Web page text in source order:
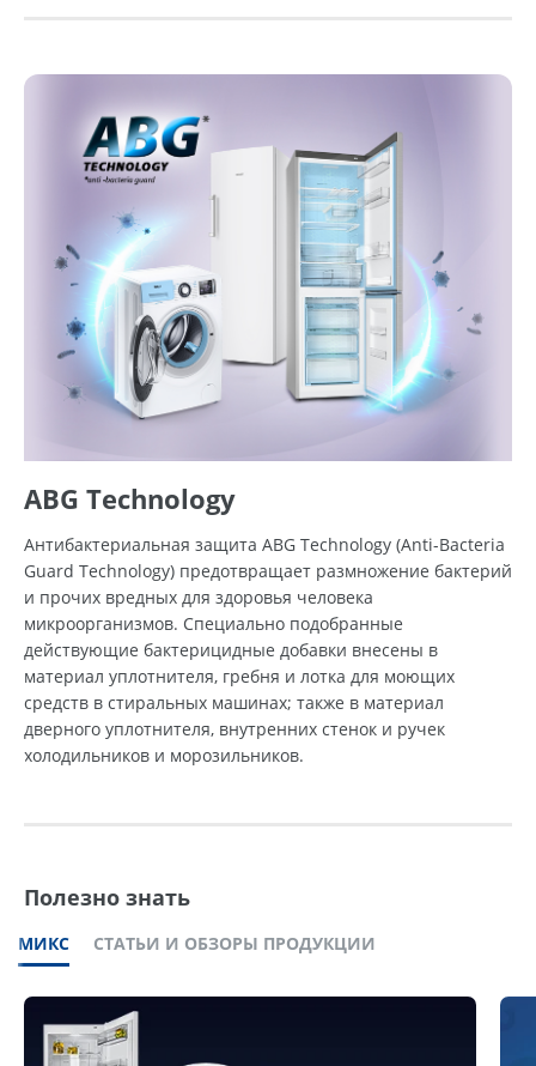
ABG Technology
Антибактериальная защита ABG Technology (Anti-Bacteria
Guard Technology) предотвращает размножение бактерий
и прочих вредных для здоровья человека
микроорганизмов. Специально подобранные
действующие бактерицидные добавки внесены в
материал уплотнителя, гребня и лотка для моющих
средств в стиральных машинах; также в материал
дверного уплотнителя, внутренних стенок и ручек
холодильников и морозильников.
Полезно знать
МИКС СТАТЬИ И ОБЗОРЫ ПРОДУКЦИИ